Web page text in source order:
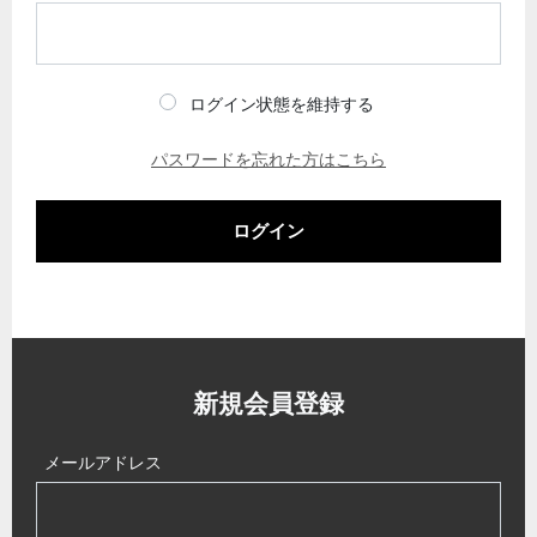
ログイン状態を維持する
パスワードを忘れた方はこちら
ログイン
新規会員登録
メールアドレス